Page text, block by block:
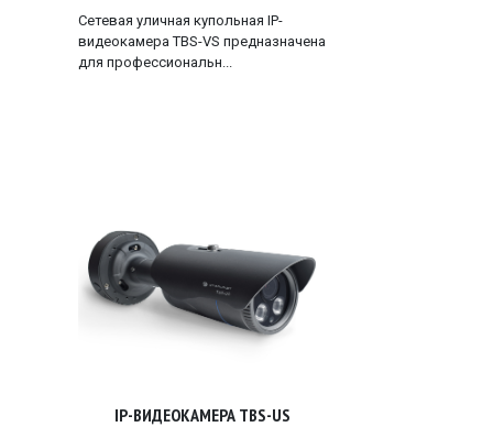
Сетевая уличная купольная IP-
видеокамера TBS-VS предназначена
для профессиональн...
IP-ВИДЕОКАМЕРА TBS-US